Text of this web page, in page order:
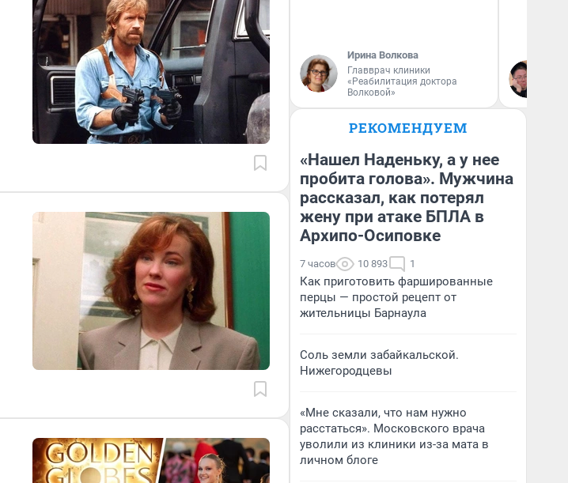
Ирина Волкова
Главврач клиники
«Реабилитация доктора
Волковой»
РЕКОМЕНДУЕМ
«Нашел Наденьку, а у нее
пробита голова». Мужчина
рассказал, как потерял
жену при атаке БПЛА в
Архипо-Осиповке
7 часов 10 893 1
Как приготовить фаршированные
перцы — простой рецепт от
жительницы Барнаула
Соль земли забайкальской.
Нижегородцевы
«Мне сказали, что нам нужно
расстаться». Московского врача
уволили из клиники из-за мата в
личном блоге